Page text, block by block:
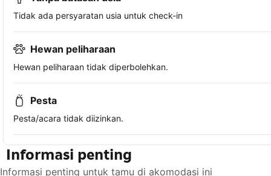
Tidak ada persyaratan usia untuk check-in
Hewan peliharaan
Hewan peliharaan tidak diperbolehkan.
Pesta
Pesta/acara tidak diizinkan.
Informasi penting
Informasi penting untuk tamu di akomodasi ini